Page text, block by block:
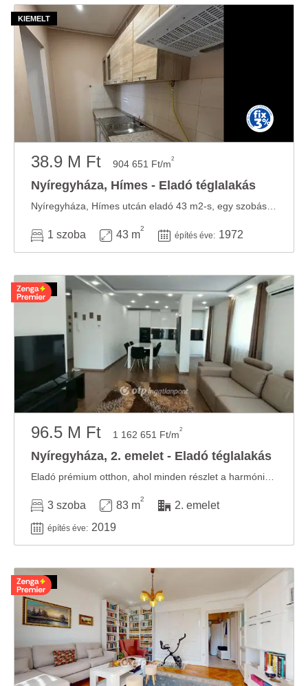
38.9 M Ft 904 651 Ft/m2
Nyíregyháza, Hímes - Eladó téglalakás
1 szoba 43 m
2
építés éve: 1972
96.5 M Ft 1 162 651 Ft/m2
Nyíregyháza, 2. emelet - Eladó téglalakás
3 szoba 83 m
2
2. emelet
építés éve: 2019